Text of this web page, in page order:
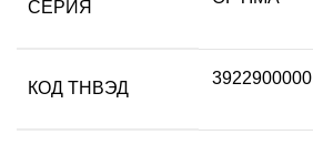
СЕРИЯ
КОД ТНВЭД
3922900000